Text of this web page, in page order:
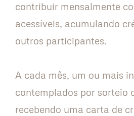
contribuir mensalmente
acessíveis, acumulando
outros participantes.
A cada mês, um ou mais
contemplados por sorteio
recebendo uma carta de